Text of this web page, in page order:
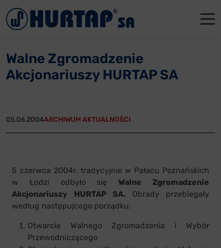
Walne Zgromadzenie
Akcjonariuszy HURTAP SA
05.06.2004ARCHIWUM AKTUALNOŚCI
5 czerwca 2004r. tradycyjnie w Pałacu Poznańskich
w Łodzi odbyło się Walne Zgromadzenie
Akcjonariuszy HURTAP SA. Obrady przebiegały
według następujcego porządku:
Otwarcie Walnego Zgromadzenia i Wybór
Przewodniczącego
Menu
Aktualności
Reklamacje
Kontakt